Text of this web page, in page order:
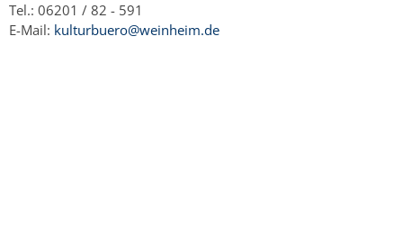
Tel.: 06201 / 82 - 591
E-Mail: kulturbuero@weinheim.de